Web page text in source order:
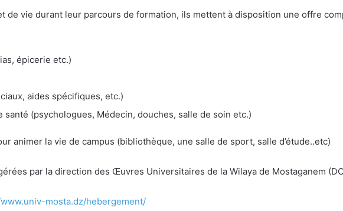
de vie durant leur parcours de formation, ils mettent à disposition une offre
épicerie etc.)
aides spécifiques, etc.)
santé (psychologues, Médecin, douches, salle de soin etc.)
animer la vie de campus (bibliothèque, une salle de sport, salle d’étude..etc)
par la direction des Œuvres Universitaires de la Wilaya de Mostaganem
mosta.dz/hebergement/